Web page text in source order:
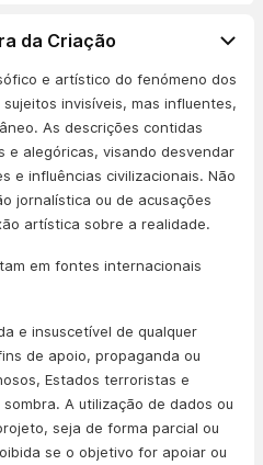
da Criação
e artístico do fenómeno dos
invisíveis, mas influentes,
As descrições contidas
e alegóricas, visando desvendar
e influências civilizacionais. Não
jornalística ou de acusações
artística sobre a realidade.
em fontes internacionais
e insuscetível de qualquer
de apoio, propaganda ou
Estados terroristas e
A utilização de dados ou
seja de forma parcial ou
se o objetivo for apoiar ou